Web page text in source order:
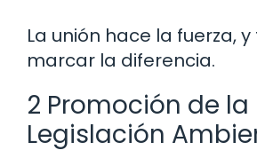
La unión hace la fuerza,
marcar la diferencia.
2 Promoción de la
Legislación